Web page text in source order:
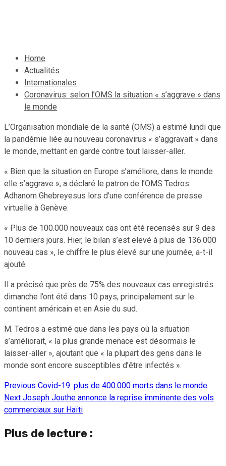
Home
Actualités
Internationales
Coronavirus: selon l’OMS la situation « s’aggrave » dans
le monde
L’Organisation mondiale de la santé (OMS) a estimé lundi que
la pandémie liée au nouveau coronavirus « s’aggravait » dans
le monde, mettant en garde contre tout laisser-aller.
« Bien que la situation en Europe s’améliore, dans le monde
elle s’aggrave », a déclaré le patron de l’OMS Tedros
Adhanom Ghebreyesus lors d’une conférence de presse
virtuelle à Genève.
« Plus de 100.000 nouveaux cas ont été recensés sur 9 des
10 derniers jours. Hier, le bilan s’est elevé à plus de 136.000
nouveau cas », le chiffre le plus élevé sur une journée, a-t-il
ajouté.
Il a précisé que près de 75% des nouveaux cas enregistrés
dimanche l’ont été dans 10 pays, principalement sur le
continent américain et en Asie du sud.
M. Tedros a estimé que dans les pays où la situation
s’améliorait, « la plus grande menace est désormais le
laisser-aller », ajoutant que « la plupart des gens dans le
monde sont encore susceptibles d’être infectés ».
Continue
Reading
Previous Covid-19: plus de 400.000 morts dans le monde
Next Joseph Jouthe annonce la reprise imminente des vols
commerciaux sur Haïti
Plus de lecture :